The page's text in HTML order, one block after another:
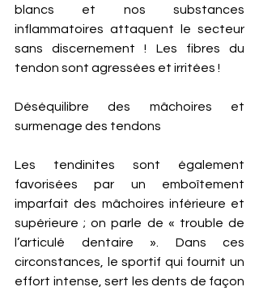
blancs et nos substances
inflammatoires attaquent le secteur
sans discernement ! Les fibres du
tendon sont agressées et irritées !
Déséquilibre des mâchoires et
surmenage des tendons
Les tendinites sont également
favorisées par un emboîtement
imparfait des mâchoires inférieure et
supérieure ; on parle de « trouble de
l’articulé dentaire ». Dans ces
circonstances, le sportif qui fournit un
effort intense, sert les dents de façon